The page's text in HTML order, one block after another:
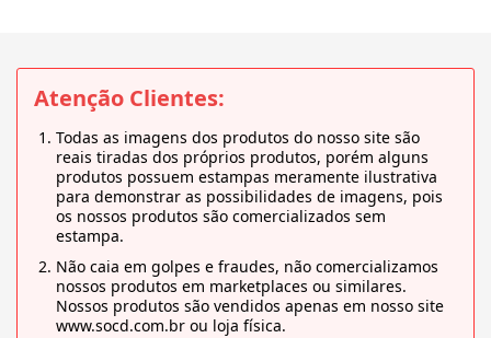
Atenção Clientes:
Todas as imagens dos produtos do nosso site são
reais tiradas dos próprios produtos, porém alguns
produtos possuem estampas meramente ilustrativa
para demonstrar as possibilidades de imagens, pois
os nossos produtos são comercializados sem
estampa.
Não caia em golpes e fraudes, não comercializamos
nossos produtos em marketplaces ou similares.
Nossos produtos são vendidos apenas em nosso site
www.socd.com.br ou loja física.